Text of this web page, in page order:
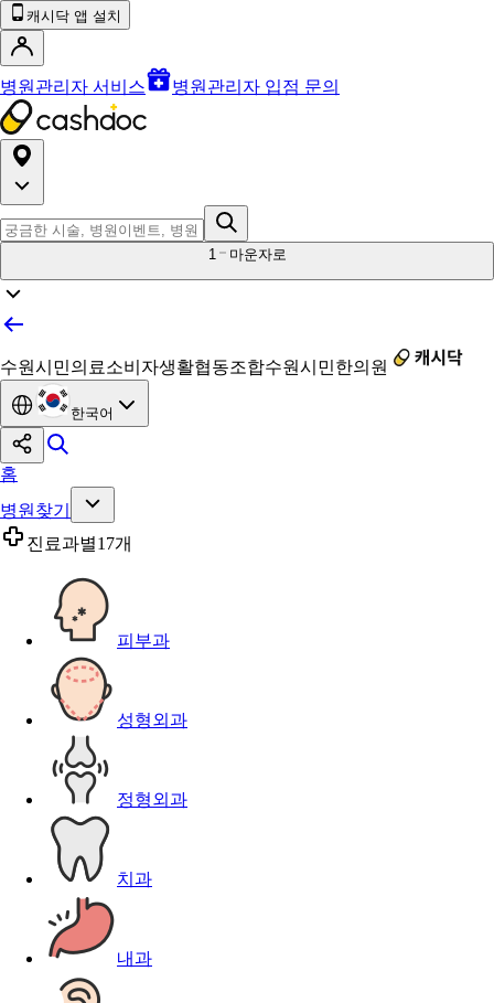
캐시닥 앱 설치
병원관리자 서비스 병원관리자 입점 문의
1 마운자로
수원시민의료소비자생활협동조합수원시민한의원
한국어
홈
병원찾기
진료과별17개
피부과
성형외과
정형외과
치과
내과